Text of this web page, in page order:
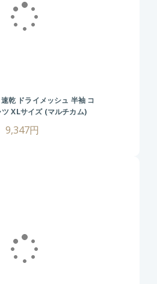
速乾 ドライメッシュ 半袖 コ
ツ XLサイズ (マルチカム)
ゲー装備 サバイバルゲーム
9,347円